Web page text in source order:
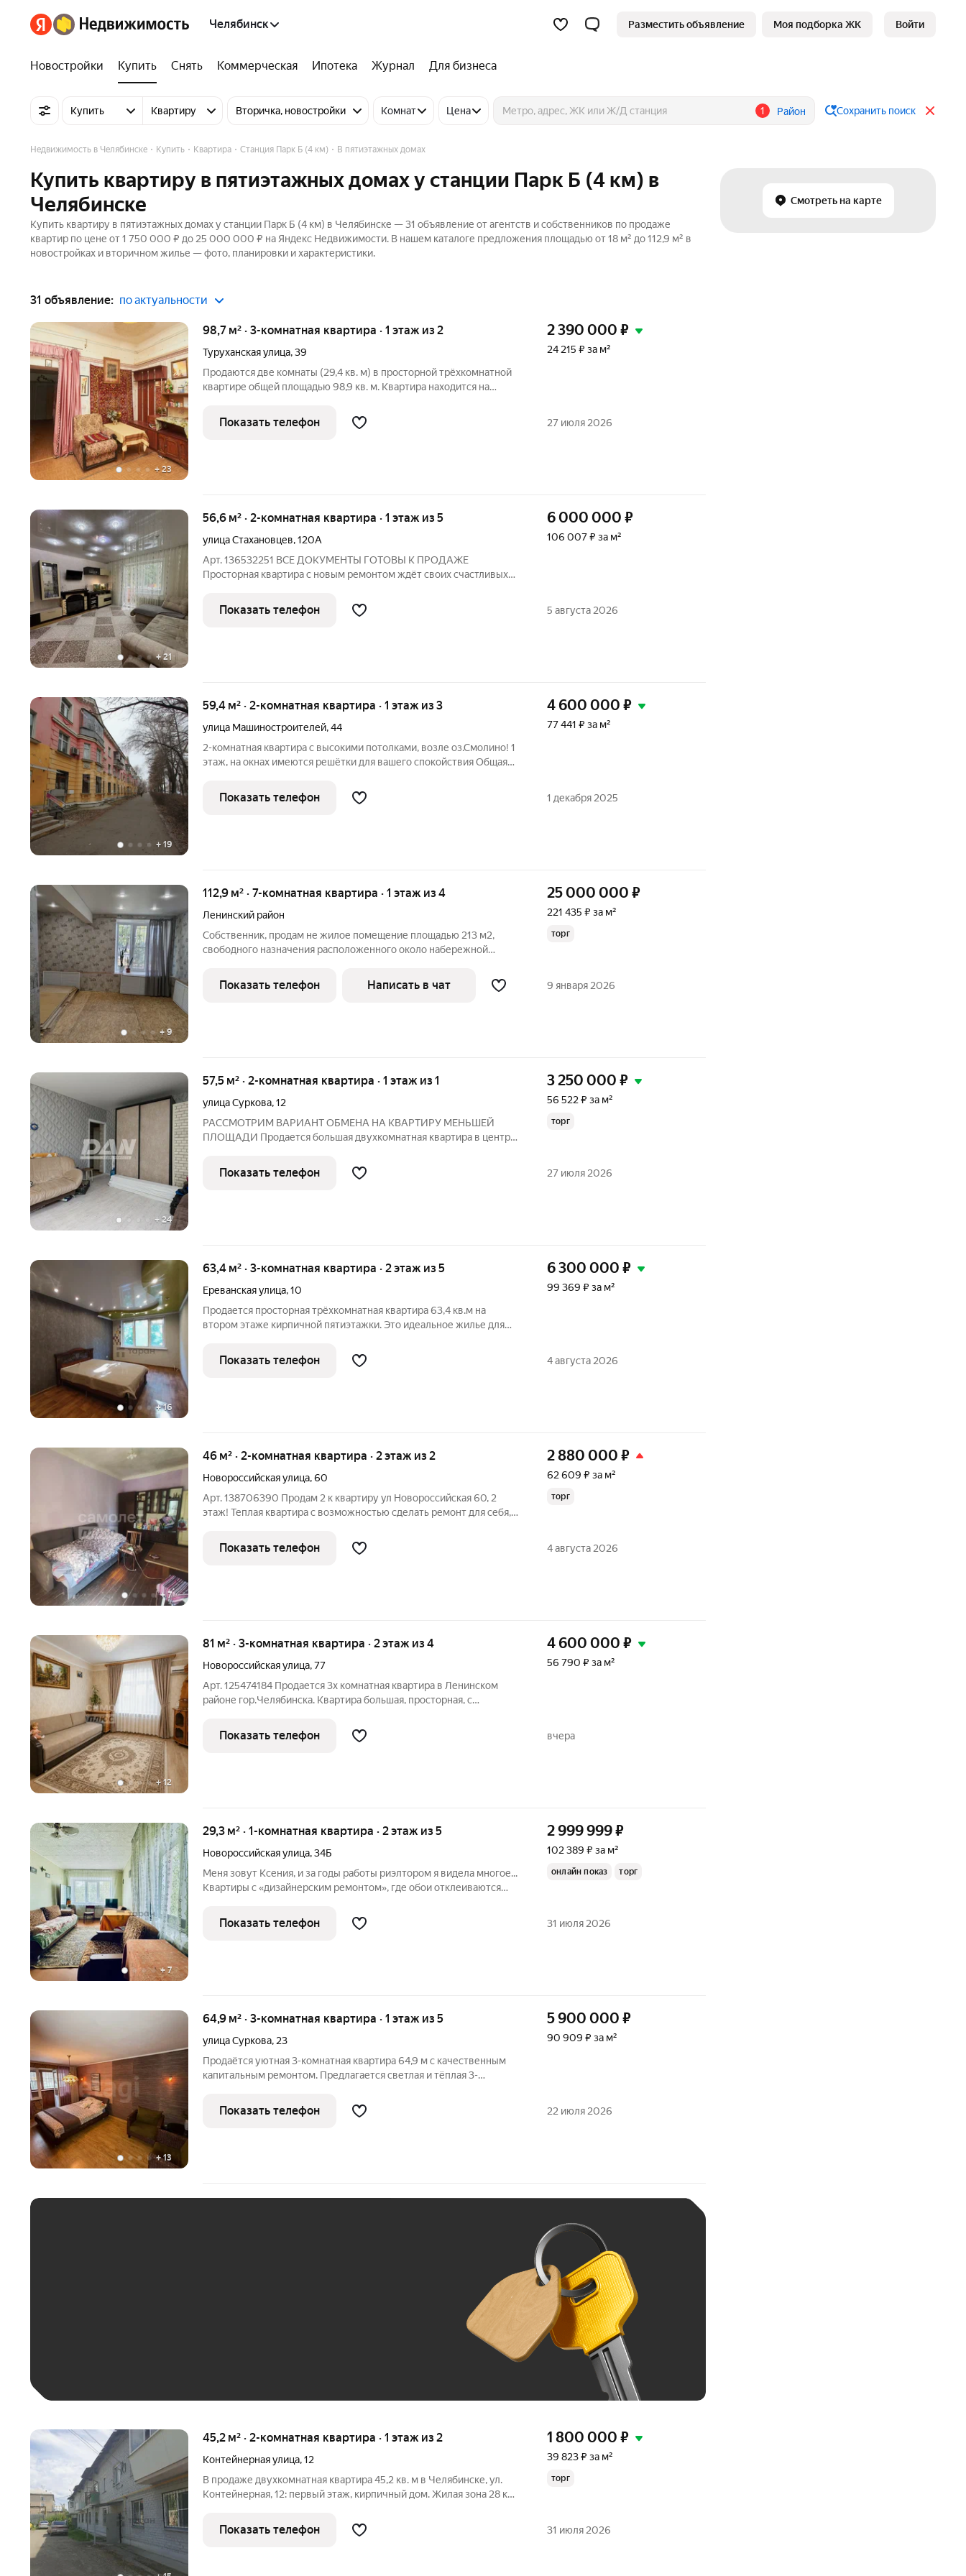
Челябинск Разместить объявление Моя подборка ЖК Войти
Новостройки Купить Снять Коммерческая Ипотека Журнал Для бизнеса
Купить Квартиру Вторичка, новостройки Комнат Цена 1 Район Сохранить поиск
Смотреть на карте
Недвижимость в Челябинске Купить Квартира Станция Парк Б (4 км) В пятиэтажных домах
Купить квартиру в пятиэтажных домах у станции Парк Б (4 км) в
Челябинске
Купить квартиру в пятиэтажных домах у станции Парк Б (4 км) в Челябинске — 31 объявление от агентств и собственников по продаже
квартир по цене от 1 750 000 ₽ до 25 000 000 ₽ на Яндекс Недвижимости. В нашем каталоге предложения площадью от 18 м² до 112,9 м² в
новостройках и вторичном жилье — фото, планировки и характеристики.
31 объявление: по актуальности
+23
98,7 м² · 3-комнатная квартира · 1 этаж из 2
Туруханская улица,39
Продаются две комнаты (29,4 кв. м) в просторной трёхкомнатной
квартире общей площадью 98,9 кв. м. Квартира находится на
обеспечивают тепло и отличную звукоизоляцию, в подъезде
всего 6 квартир,
2 390 000 ₽
24 215 ₽ за м²
Показать телефон 27 июля 2026
+21
56,6 м² · 2-комнатная квартира · 1 этаж из 5
улица Стахановцев,120А
Арт. 136532251 ВСЕ ДОКУМЕНТЫ ГОТОВЫ К ПРОДАЖЕ
Просторная квартира с новым ремонтом ждёт своих счастливых
современного дома 2007 года удобно и без лишних ступенек, но с
классным обзором из окон.
6 000 000 ₽
106 007 ₽ за м²
Показать телефон 5 августа 2026
+ 19
59,4 м² · 2-комнатная квартира · 1 этаж из 3
улица Машиностроителей,44
2-комнатная квартира с высокими потолками, возле оз.Смолино! 1
этаж, на окнах имеются решётки для вашего спокойствия Общая
санузел Всё рядом: - школы, лицей №77 и РЖД лицей №4, детские
сады
4 600 000 ₽
77 441 ₽ за м²
Показать телефон 1 декабря 2025
+9
112,9 м² · 7-комнатная квартира · 1 этаж из 4
Ленинский район
Собственник, продам не жилое помещение площадью 213 м2,
свободного назначения расположенного около набережной
данный момент использовалось как фабрика верхней детской
одежды «Ариша», помещение
25 000 000 ₽
221 435 ₽ за м²
торг
Показать телефон Написать в чат 9 января 2026
+ 24
57,5 м² · 2-комнатная квартира · 1 этаж из 1
улица Суркова,12
РАССМОТРИМ ВАРИАНТ ОБМЕНА НА КВАРТИРУ МЕНЬШЕЙ
ПЛОЩАДИ Продается большая двухкомнатная квартира в центре
-Просторные раздельные комнаты площадью 20,5 и 15,3 кв.м
позволяют свободно разместить
3 250 000 ₽
56 522 ₽ за м²
торг
Показать телефон 27 июля 2026
+16
63,4 м² · 3-комнатная квартира · 2 этаж из 5
Ереванская улица,10
Продается просторная трёхкомнатная квартира 63,4 кв.м на
втором этаже кирпичной пятиэтажки. Это идеальное жилье для
домом расположен детский сад «Дельфиненок», а в пяти минутах
ходьбы
6 300 000 ₽
99 369 ₽ за м²
Показать телефон 4 августа 2026
+7
46 м² · 2-комнатная квартира · 2 этаж из 2
Новороссийская улица,60
Арт. 138706390 Продам 2 к квартиру ул Новороссийская 60, 2
этаж! Теплaя квартира с возможностью сделать ремонт для себя,
зарегистрирован. Благоустрoйство: элeктpичecтвo, вoдoпpoвод,
канaлизaция,
2 880 000 ₽
62 609 ₽ за м²
торг
Показать телефон 4 августа 2026
+12
81 м² · 3-комнатная квартира · 2 этаж из 4
Новороссийская улица,77
Арт. 125474184 Пpодаетcя 3x комнaтная квартирa в Ленинcком
рaйоне гоp.Челябинскa. Kвapтиpа большая, просторнaя, c
пpихожей. Меcта xвaтит всем, oтличнo пoдoйдёт для бoльшой и
дpужнoй сeмьи.
4 600 000 ₽
56 790 ₽ за м²
Показать телефон вчера
+7
29,3 м² · 1-комнатная квартира · 2 этаж из 5
Новороссийская улица,34Б
Меня зовут Ксения, и за годы работы риэлтором я видела многое...
Квартиры с «дизайнерским ремонтом», где обои отклеиваются
документами», про которые потом можно написать отдельный
детектив. И
2 999 999₽
102 389 ₽ за м²
онлайн показ торг
Показать телефон 31 июля 2026
+13
64,9 м² · 3-комнатная квартира · 1 этаж из 5
улица Суркова, 23
Продаётся уютная 3-комнатная квартира 64,9 м с качественным
капитальным ремонтом. Предлагается светлая и тёплая 3-
изолированные: 18 м, 17,5 м и 12 м. Квартира расположена на 1
этаже и полностью готова к
5 900 000 ₽
90 909 ₽ за м²
Показать телефон 22 июля 2026
45,2 м² · 2-комнатная квартира · 1 этаж из 2
Контейнерная улица,12
В продаже двухкомнатная квартира 45,2 кв. м в Челябинске, ул.
Контейнерная, 12: первый этаж, кирпичный дом. Жилая зона 28 кв.
ремонт»: цена ниже аналогов с готовым ремонтом, а вы
получаете
1 800 000 ₽
39 823 ₽ за м²
торг
Показать телефон 31 июля 2026